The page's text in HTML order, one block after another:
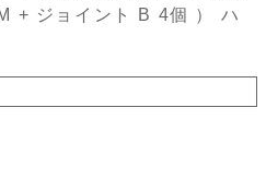
+ ジョイント B 4個 ） ハ